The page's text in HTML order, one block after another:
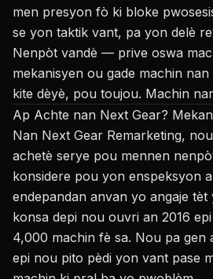
men presyon fò ki bloke
se yon taktik vant, pa yon delè
Nenpòt vandè — prive oswa
mekanisyen ou gade machin
kite dèyè, pou toujou. Machin
Ap Achte nan Next Gear?
Nan Next Gear Remarketing,
achetè serye pou mennen
konsidere pou yon enspeksyon
endepandan anvan yo angaje
konsa depi nou ouvri an 2016
4,000 machin fè sa. Nou pa
epi nou pito pèdi yon vant pase